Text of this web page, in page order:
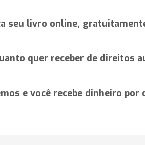
seu livro online,
quer receber de direitos
e você recebe dinheiro